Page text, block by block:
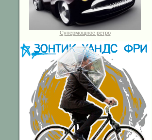
Супермощное ретро